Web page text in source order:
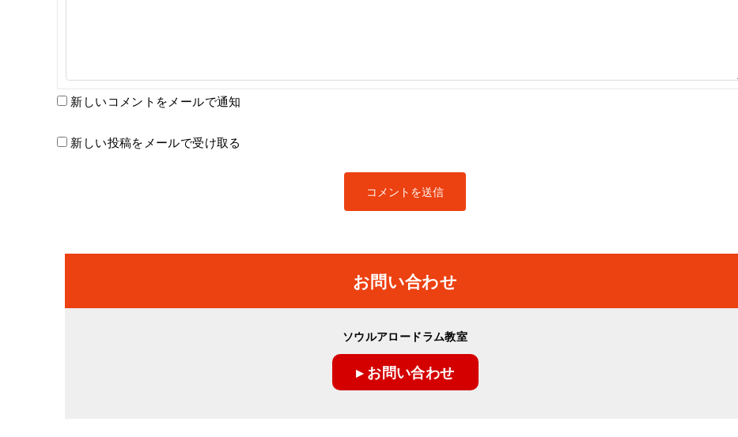
新しいコメントをメールで通知
新しい投稿をメールで受け取る
お問い合わせ
ソウルアロードラム教室
▸ お問い合わせ